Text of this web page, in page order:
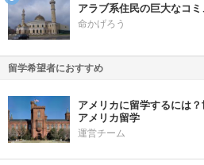
アラブ系住民の巨大なコ
命かげろう
留学希望者におすすめ
アメリカに留学するには
アメリカ留学
運営チーム